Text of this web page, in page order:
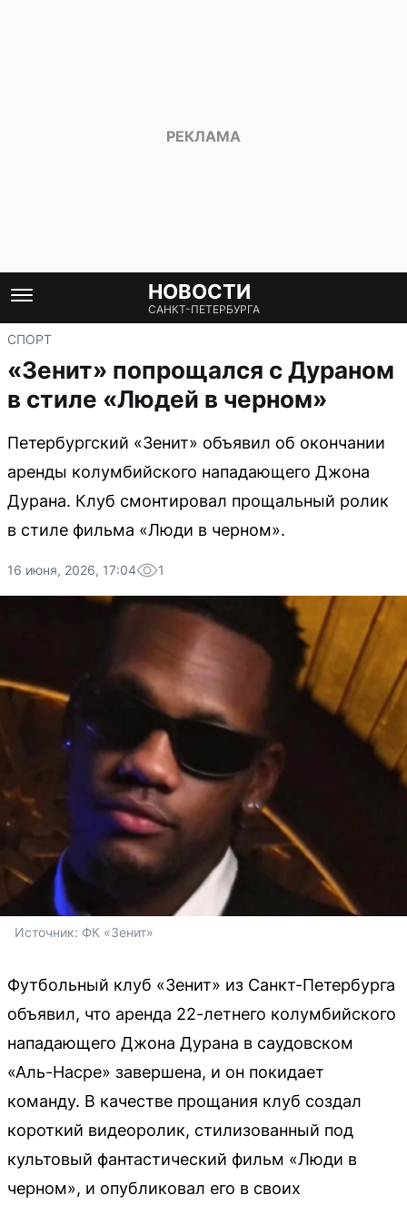
НОВОСТИ
САНКТ-ПЕТЕРБУРГА
СПОРТ
«Зенит» попрощался с Дураном
в стиле «Людей в черном»
Петербургский «Зенит» объявил об окончании
аренды колумбийского нападающего Джона
Дурана. Клуб смонтировал прощальный ролик
в стиле фильма «Люди в черном».
16 июня, 2026, 17:04 1
Источник: ФК «Зенит»
Футбольный клуб «Зенит» из Санкт-Петербурга
объявил, что аренда 22-летнего колумбийского
нападающего Джона Дурана в саудовском
«Аль-Насре» завершена, и он покидает
команду. В качестве прощания клуб создал
короткий видеоролик, стилизованный под
культовый фантастический фильм «Люди в
черном», и опубликовал его в своих